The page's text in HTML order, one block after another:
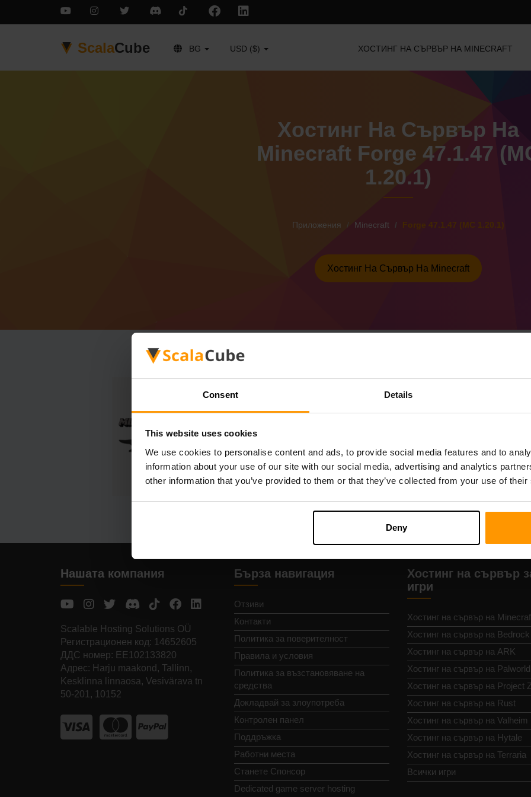
Consent Details
This website uses cookies
We use cookies to personalise content and ads, to provide social media features and to
information about your use of our site with our social media, advertising and analytics
other information that you’ve provided to them or that they’ve collected from your use of
Deny
ScalaCube BG USD ($) ХОСТИНГ НА СЪРВЪР НА MINECRAFT
Хостинг На Сървър На
Minecraft Forge 47.1.47
1.20.1)
Приложения Minecraft Forge 47.1.47 (MC 1.20.1)
Хостинг На Сървър На Minecraft
Как да направите
(MC 1.20.1) сървър
Изберете вашия сървър → Сървъри за
(MC 1.20.1))
Приятна игра на сървъра!
Нашата компания
Scalable Hosting Solutions OÜ
Регистрационен код: 14652605
ДДС номер: EE102133820
Адрес: Harju maakond, Tallinn,
Kesklinna linnaosa, Vesivärava tn
50-201, 10152
Бърза навигация
Отзиви
Контакти
Политика за поверителност
Правила и условия
Политика за възстановяване на
средства
Докладвай за злоупотреба
Контролен панел
Поддръжка
Работни места
Станете Спонсор
Dedicated game server hosting
Хостинг на сървър
игри
Хостинг на сървър на
Хостинг на сървър на Bedrock
Хостинг на сървър на ARK
Хостинг на сървър на Palworld
Хостинг на сървър на Project
Хостинг на сървър на Rust
Хостинг на сървър на Valheim
Хостинг на сървър на Hytale
Хостинг на сървър на Terraria
Всички игри